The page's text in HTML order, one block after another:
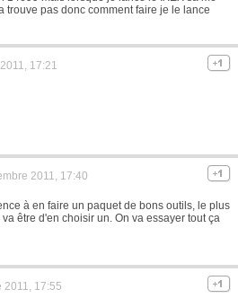
trouve pas donc comment faire je le lance
17:21
2011, 17:40
à en faire un paquet de bons outils, le plus
être d'en choisir un. On va essayer tout ça
2011, 17:55